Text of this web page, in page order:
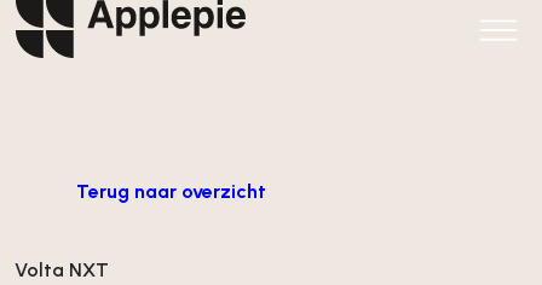
Terug naar overzicht
Volta NXT